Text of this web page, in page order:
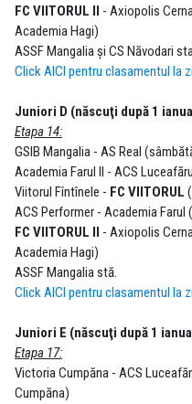
FC VIITORUL II - Axiopolis
Academia Hagi)​
ASSF Mangalia și CS Năvodari
Click AICI pentru clasamentul la
Juniori D (născuţi după 1
Etapa 14:
GSIB Mangalia - AS Real
Academia Farul II - ACS
Viitorul Fîntînele - FC VIITORUL
ACS Performer - Academia Farul
FC VIITORUL II - Axiopolis
Academia Hagi)​
ASSF Mangalia stă.
Click AICI pentru clasamentul la
Juniori E (născuţi după 1
Etapa 17:
Victoria Cumpăna - ACS
Cumpăna)​